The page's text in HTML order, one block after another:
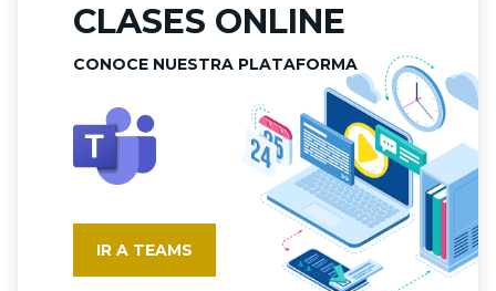
CLASES ONLINE
CONOCE NUESTRA PLATAFORMA
IR A TEAMS